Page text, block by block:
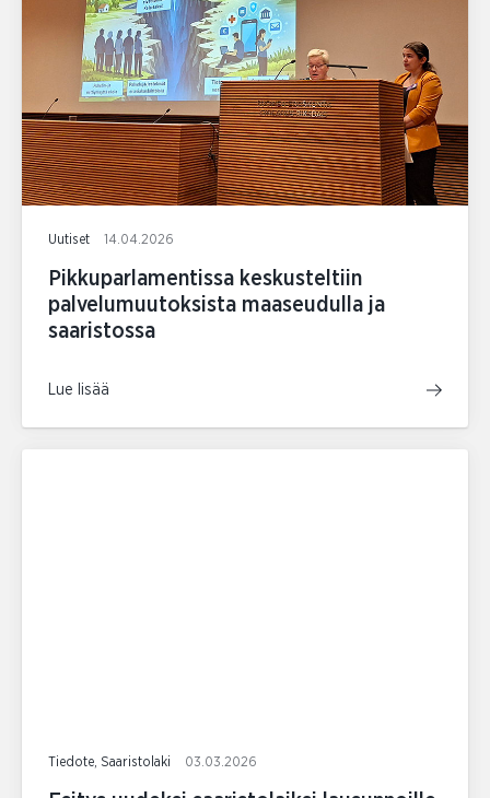
Uutiset 14.04.2026
Pikkuparlamentissa keskusteltiin
palvelumuutoksista maaseudulla ja
saaristossa
Lue lisää
Tiedote, Saaristolaki 03.03.2026